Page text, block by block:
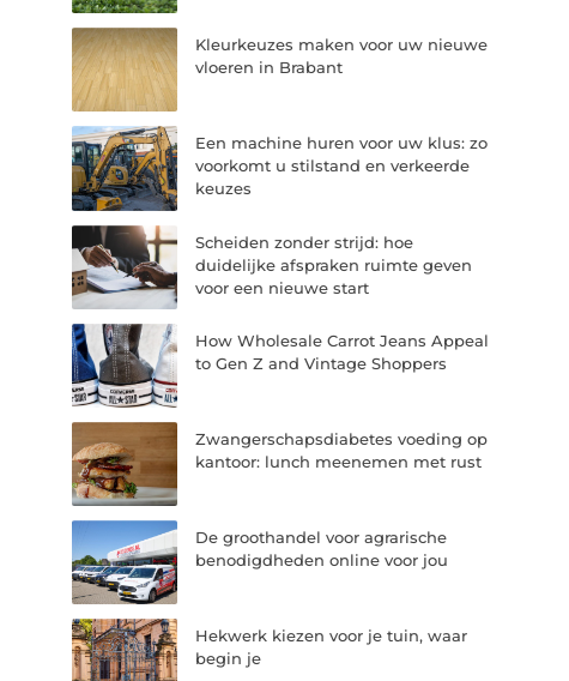
Kleurkeuzes maken voor uw nieuwe
vloeren in Brabant
Een machine huren voor uw klus: zo
voorkomt u stilstand en verkeerde
keuzes
Scheiden zonder strijd: hoe
duidelijke afspraken ruimte geven
voor een nieuwe start
How Wholesale Carrot Jeans Appeal
to Gen Z and Vintage Shoppers
Zwangerschapsdiabetes voeding op
kantoor: lunch meenemen met rust
De groothandel voor agrarische
benodigdheden online voor jou
Hekwerk kiezen voor je tuin, waar
begin je